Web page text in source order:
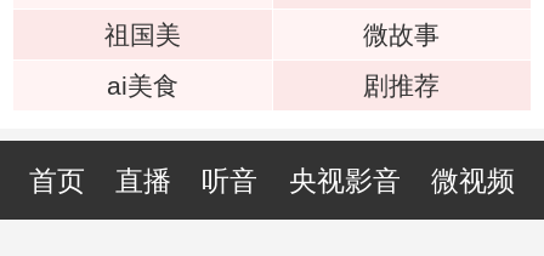
祖国美
微故事
ai美食
剧推荐
首页 直播 听音 央视影音 微视频